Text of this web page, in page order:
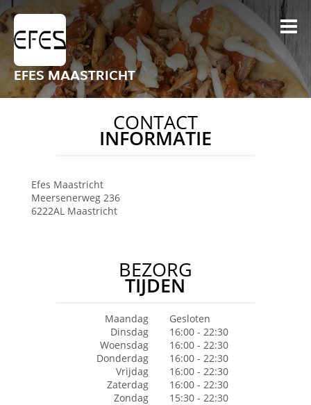
EFES MAASTRICHT
CONTACT
INFORMATIE
Efes Maastricht
Meersenerweg 236
6222AL Maastricht
BEZORG
TIJDEN
Maandag
Gesloten
Dinsdag
16:00 - 22:30
Woensdag
16:00 - 22:30
Donderdag
16:00 - 22:30
Vrijdag
16:00 - 22:30
Zaterdag
16:00 - 22:30
Zondag
15:30 - 22:30